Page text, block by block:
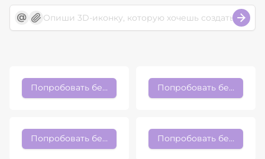
Попробовать бесплатно Попробовать бесплатно
Попробовать бесплатно Попробовать бесплатно